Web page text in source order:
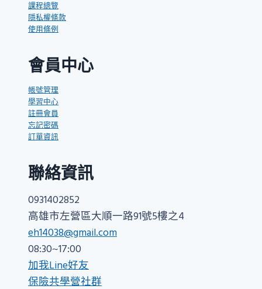
課程總覽
隱私權條款
使用條例
會員中心
帳號管理
學習中心
註冊會員
忘記密碼
訂單資訊
聯絡資訊
0931402852
高雄市左營區大順一路91號5樓之4
eh14038@gmail.com
08:30~17:00
加我Line好友
保險共學營社群